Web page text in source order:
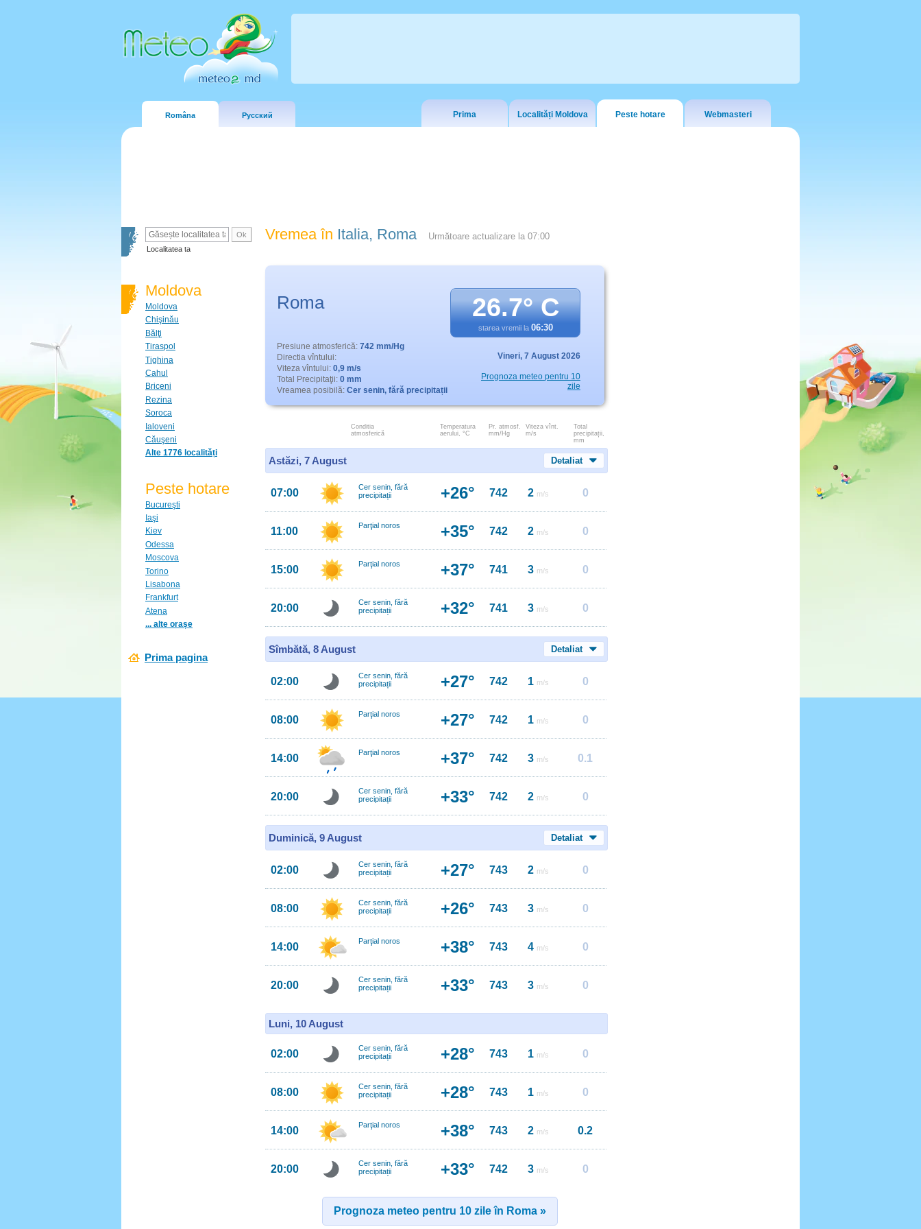
Româna Русский Prima Localități Moldova Peste hotare Webmasteri
Localitatea ta
Moldova
Moldova
Chişinău
Bălţi
Tiraspol
Tighina
Cahul
Briceni
Rezina
Soroca
Ialoveni
Căuşeni
Alte 1776 localități
Peste hotare
Bucureşti
Iaşi
Kiev
Odessa
Moscova
Torino
Lisabona
Frankfurt
Atena
... alte orașe
Prima pagina
Vremea în Italia, Roma Următoare actualizare la 07:00
Roma 26.7° C
starea vremii la 06:30
Presiune atmosferică: 742 mm/Hg
Directia vîntului:
Viteza vîntului: 0,9 m/s
Total Precipitaţii: 0 mm
Vreamea posibilă: Cer senin, fără precipitații
Vineri, 7 August 2026
Prognoza meteo pentru 10
zile
Conditia
atmosferică
Temperatura
aerului, °C
Pr. atmosf.
mm/Hg
Viteza vînt.
m/s
Total
precipitații,
mm
Astăzi, 7 August Detaliat
07:00
Cer senin, fără
precipitații
+26° 742 2 m/s 0
11:00 Parţial noros +35° 742 2 m/s 0
15:00 Parţial noros +37° 741 3 m/s 0
20:00
Cer senin, fără
precipitații
+32° 741 3 m/s 0
Sîmbătă, 8 August Detaliat
02:00
Cer senin, fără
precipitații
+27° 742 1 m/s 0
08:00 Parţial noros +27° 742 1 m/s 0
14:00 Parţial noros +37° 742 3 m/s 0.1
20:00
Cer senin, fără
precipitații
+33° 742 2 m/s 0
Duminică, 9 August Detaliat
02:00
Cer senin, fără
precipitații
+27° 743 2 m/s 0
08:00
Cer senin, fără
precipitații
+26° 743 3 m/s 0
14:00 Parţial noros +38° 743 4 m/s 0
20:00
Cer senin, fără
precipitații
+33° 743 3 m/s 0
Luni, 10 August
02:00
Cer senin, fără
precipitații
+28° 743 1 m/s 0
08:00
Cer senin, fără
precipitații
+28° 743 1 m/s 0
14:00 Parţial noros +38° 743 2 m/s 0.2
20:00
Cer senin, fără
precipitații
+33° 742 3 m/s 0
Prognoza meteo pentru 10 zile în Roma »